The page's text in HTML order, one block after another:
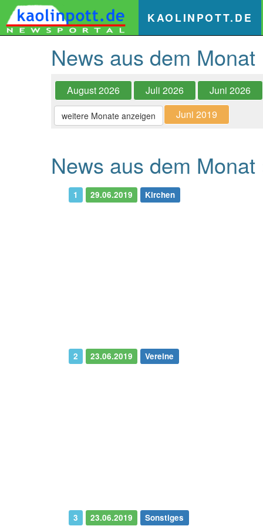
KAOLINPOTT.DE
News aus dem Monat
August 2026 Juli 2026 Juni 2026
weitere Monate anzeigen Juni 2019
News aus dem
1 29.06.2019 Kirchen
2 23.06.2019 Vereine
3 23.06.2019 Sonstiges